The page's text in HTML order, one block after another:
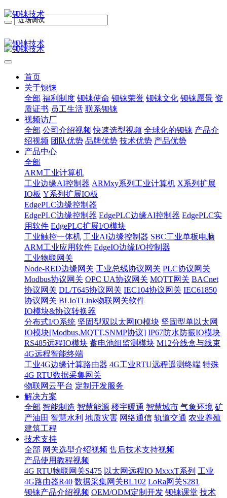
首页
关于钡铼
全部 福利制度 钡铼使命 钡铼荣誉 钡铼文化 钡铼愿景 资
质证书 员工生活 联系钡铼
视频访厂
全部 公司介绍视频 快速选型视频 全球化的钡铼 产品介
绍视频 团队优势 品牌优势 技术优势 产品优势
产品中心
全部
ARM工业计算机
工业边缘AI控制器 ARMxy系列工业计算机 X系列扩展
IO板 Y系列扩展IO板
EdgePLC边缘控制器
EdgePLC边缘控制器 EdgePLC边缘AI控制器 EdgePLC实
用软件 EdgePLC扩展I/O模块
工业触控一体机 工业AI边缘控制器 SBC工业单板电脑
ARM工业应用软件 EdgeIO边缘I/O控制器
工业物联网关
Node-RED边缘网关 工业总线协议网关 PLC协议网关
Modbus协议网关 OPC UA协议网关 MQTT网关 BACnet
协议网关 DL/T645协议网关 IEC104协议网关 IEC61850
协议网关 BLIoTLink物联网关软件
IO模块&协议转换器
分布式I/O系统 坚固型双以太网IO模块 坚固型单以太网
IO模块[Modbus,MQTT,SNMP协议] IP67防水防振IO模块
RS485远程IO模块 蓄电池组监测模块 M12分线盒与线束
4G远程智能终端
工业4G边缘计算路由器 4G工业RTU远程遥测终端 特殊
4G RTU数据采集网关
物联网云平台 定制开发服务
解决方案
全部 智能制造 智慧能源 楼宇暖通 智慧城市 气象环境 矿
产油田 智慧水利 地质灾害 网络通信 轨道交通 农业养殖
建筑工程
技术支持
全部 网关选型介绍视频 售后技术支持视频
产品使用教程视频
4G RTU物联网关S475 以太网远程IO MxxxT系列 工业
4G路由器R40 数据采集网关BL102 LoRa网关S281
钡铼产品介绍视频 OEM/ODM定制开发 钡铼课堂 技术